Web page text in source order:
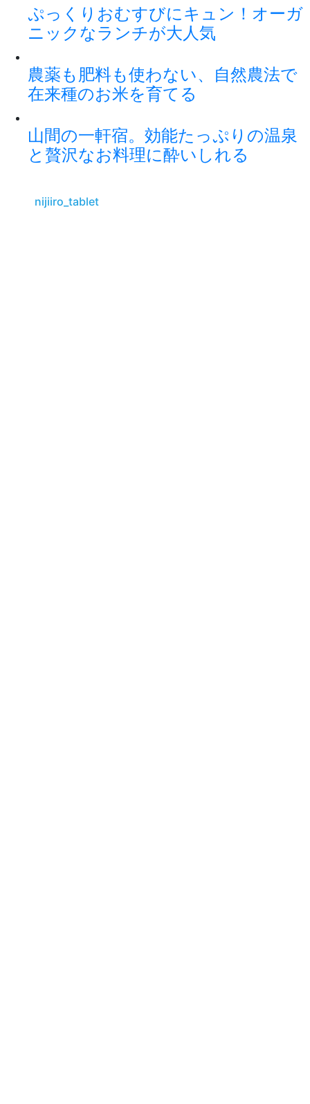
ぷっくりおむすびにキュン！オーガ
ニックなランチが大人気
農薬も肥料も使わない、自然農法で
在来種のお米を育てる
山間の一軒宿。効能たっぷりの温泉
と贅沢なお料理に酔いしれる
nijiiro_tablet